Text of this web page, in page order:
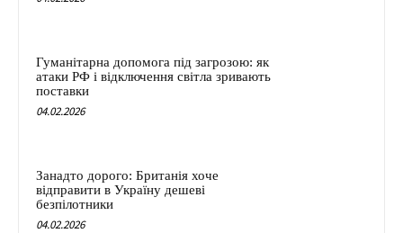
Гуманітарна допомога під загрозою: як
атаки РФ і відключення світла зривають
поставки
04.02.2026
Занадто дорого: Британія хоче
відправити в Україну дешеві
безпілотники
04.02.2026